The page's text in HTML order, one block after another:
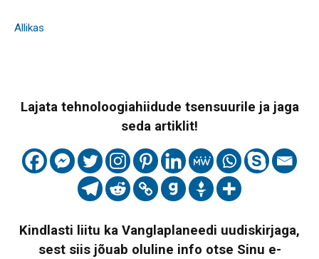
Allikas
Lajata tehnoloogiahiidude tsensuurile ja jaga
seda artiklit!
Kindlasti liitu ka Vanglaplaneedi uudiskirjaga,
sest siis jõuab oluline info otse Sinu e-